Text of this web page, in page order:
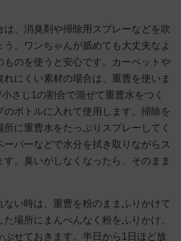
は、消臭剤や掃除用スプレーなどを吹
う。ワンちゃんが舐めても大丈夫なよ
ものを使うと安心です。カーペットや
にくい素材の場合は、重曹を使いま
さじ1の割合で混ぜて重曹水をつく
のボトルに入れて使用します。掃除を
所に重曹水をたっぷりスプレーしてく
ーパーなどで水分を拭き取りながらス
す。臭いがしなくなったら、そのまま
ない時は、重曹を粉のままふりかけて
場所にまんべんなく粉をふりかけ、
ぶせておきます。半日から1日ほど放